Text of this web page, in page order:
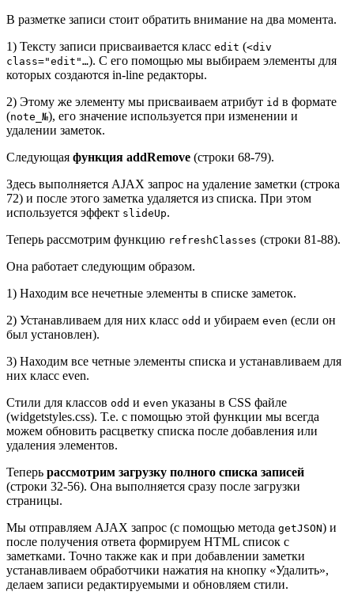
В разметке записи стоит обратить внимание на два момента.
1) Тексту записи присваивается класс edit (<div
class="edit"…). С его помощью мы выбираем элементы для
которых создаются in-line редакторы.
2) Этому же элементу мы присваиваем атрибут id в формате
(note_№), его значение используется при изменении и
удалении заметок.
Следующая функция addRemove (строки 68-79).
Здесь выполняется AJAX запрос на удаление заметки (строка
72) и после этого заметка удаляется из списка. При этом
используется эффект slideUp.
Теперь рассмотрим функцию refreshClasses (строки 81-88).
Она работает следующим образом.
1) Находим все нечетные элементы в списке заметок.
2) Устанавливаем для них класс odd и убираем even (если он
был установлен).
3) Находим все четные элементы списка и устанавливаем для
них класс even.
Стили для классов odd и even указаны в CSS файле
(widgetstyles.css). Т.е. с помощью этой функции мы всегда
можем обновить расцветку списка после добавления или
удаления элементов.
Теперь рассмотрим загрузку полного списка записей
(строки 32-56). Она выполняется сразу после загрузки
страницы.
Мы отправляем AJAX запрос (с помощью метода getJSON) и
после получения ответа формируем HTML список с
заметками. Точно также как и при добавлении заметки
устанавливаем обработчики нажатия на кнопку «Удалить»,
делаем записи редактируемыми и обновляем стили.